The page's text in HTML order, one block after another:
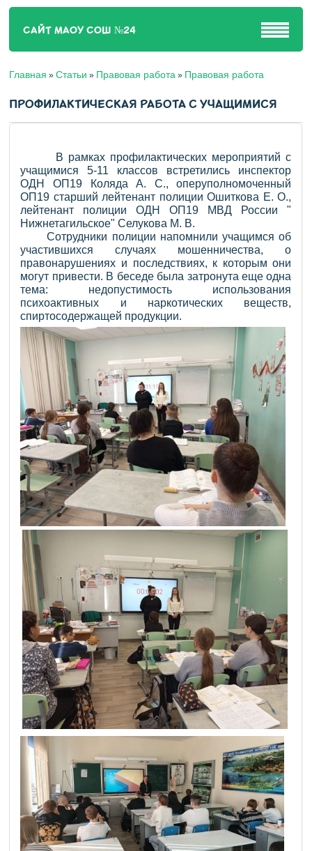
САЙТ МАОУ СОШ №24
Главная »Статьи » Правовая работа » Правовая работа
ПРОФИЛАКТИЧЕСКАЯ РАБОТА С УЧАЩИМИСЯ
В рамках профилактических мероприятий с
учащимися 5-11 классов встретились инспектор
ОДН ОП19 Коляда А. С., оперуполномоченный
ОП19 старший лейтенант полиции Ошиткова Е. О.,
лейтенант полиции ОДН ОП19 МВД России "
Нижнетагильское" Селукова М. В.
Сотрудники полиции напомнили учащимся об
участившихся случаях мошенничества, о
правонарушениях и последствиях, к которым они
могут привести. В беседе была затронута еще одна
тема: недопустимость использования
психоактивных и наркотических веществ,
спиртосодержащей продукции.